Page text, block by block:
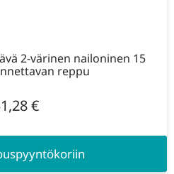
2-värinen nailoninen 15
reppu
€